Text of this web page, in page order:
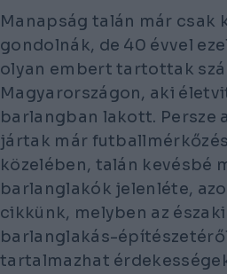
Manapság talán már csak
gondolnák, de 40 évvel
olyan embert tartottak
Magyarországon, aki
barlangban lakott. Persze
jártak már
közelében, talán kevésbé
barlanglakók jelenléte,
cikkünk, melyben az
barlanglakás-
tartalmazhat